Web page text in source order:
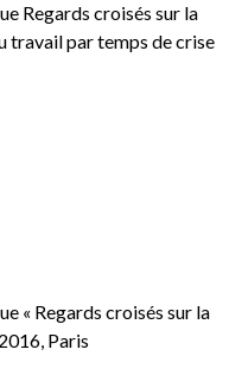
Regards croisés sur la
travail par temps de crise
« Regards croisés sur la
Paris